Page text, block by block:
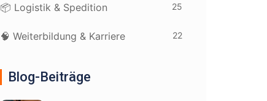
📦 Logistik & Spedition 25
🧠 Weiterbildung & Karriere 22
Blog-Beiträge